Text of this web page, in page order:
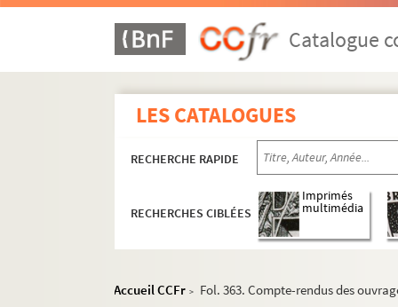
Catalogue
LES CATALOGUES
RECHERCHE RAPIDE
RECHERCHES CIBLÉES
Imprimés
multimédia
Accueil CCFr > Fol. 363. Compte-rendus des